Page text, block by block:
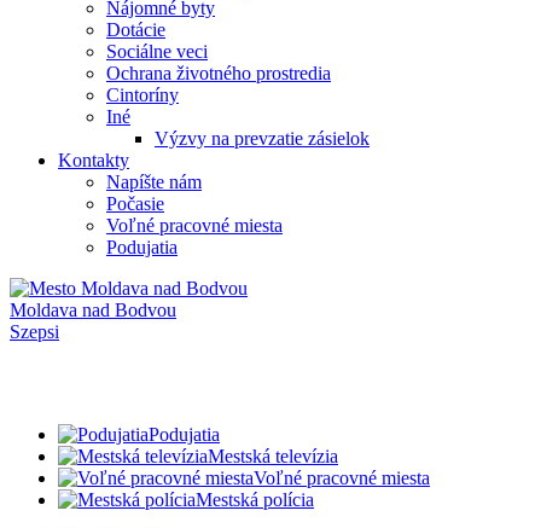
Nájomné byty
Dotácie
Sociálne veci
Ochrana životného prostredia
Cintoríny
Iné
Výzvy na prevzatie zásielok
Kontakty
Napíšte nám
Počasie
Voľné pracovné miesta
Podujatia
Moldava nad Bodvou
Szepsi
Podujatia
Mestská televízia
Voľné pracovné miesta
Mestská polícia